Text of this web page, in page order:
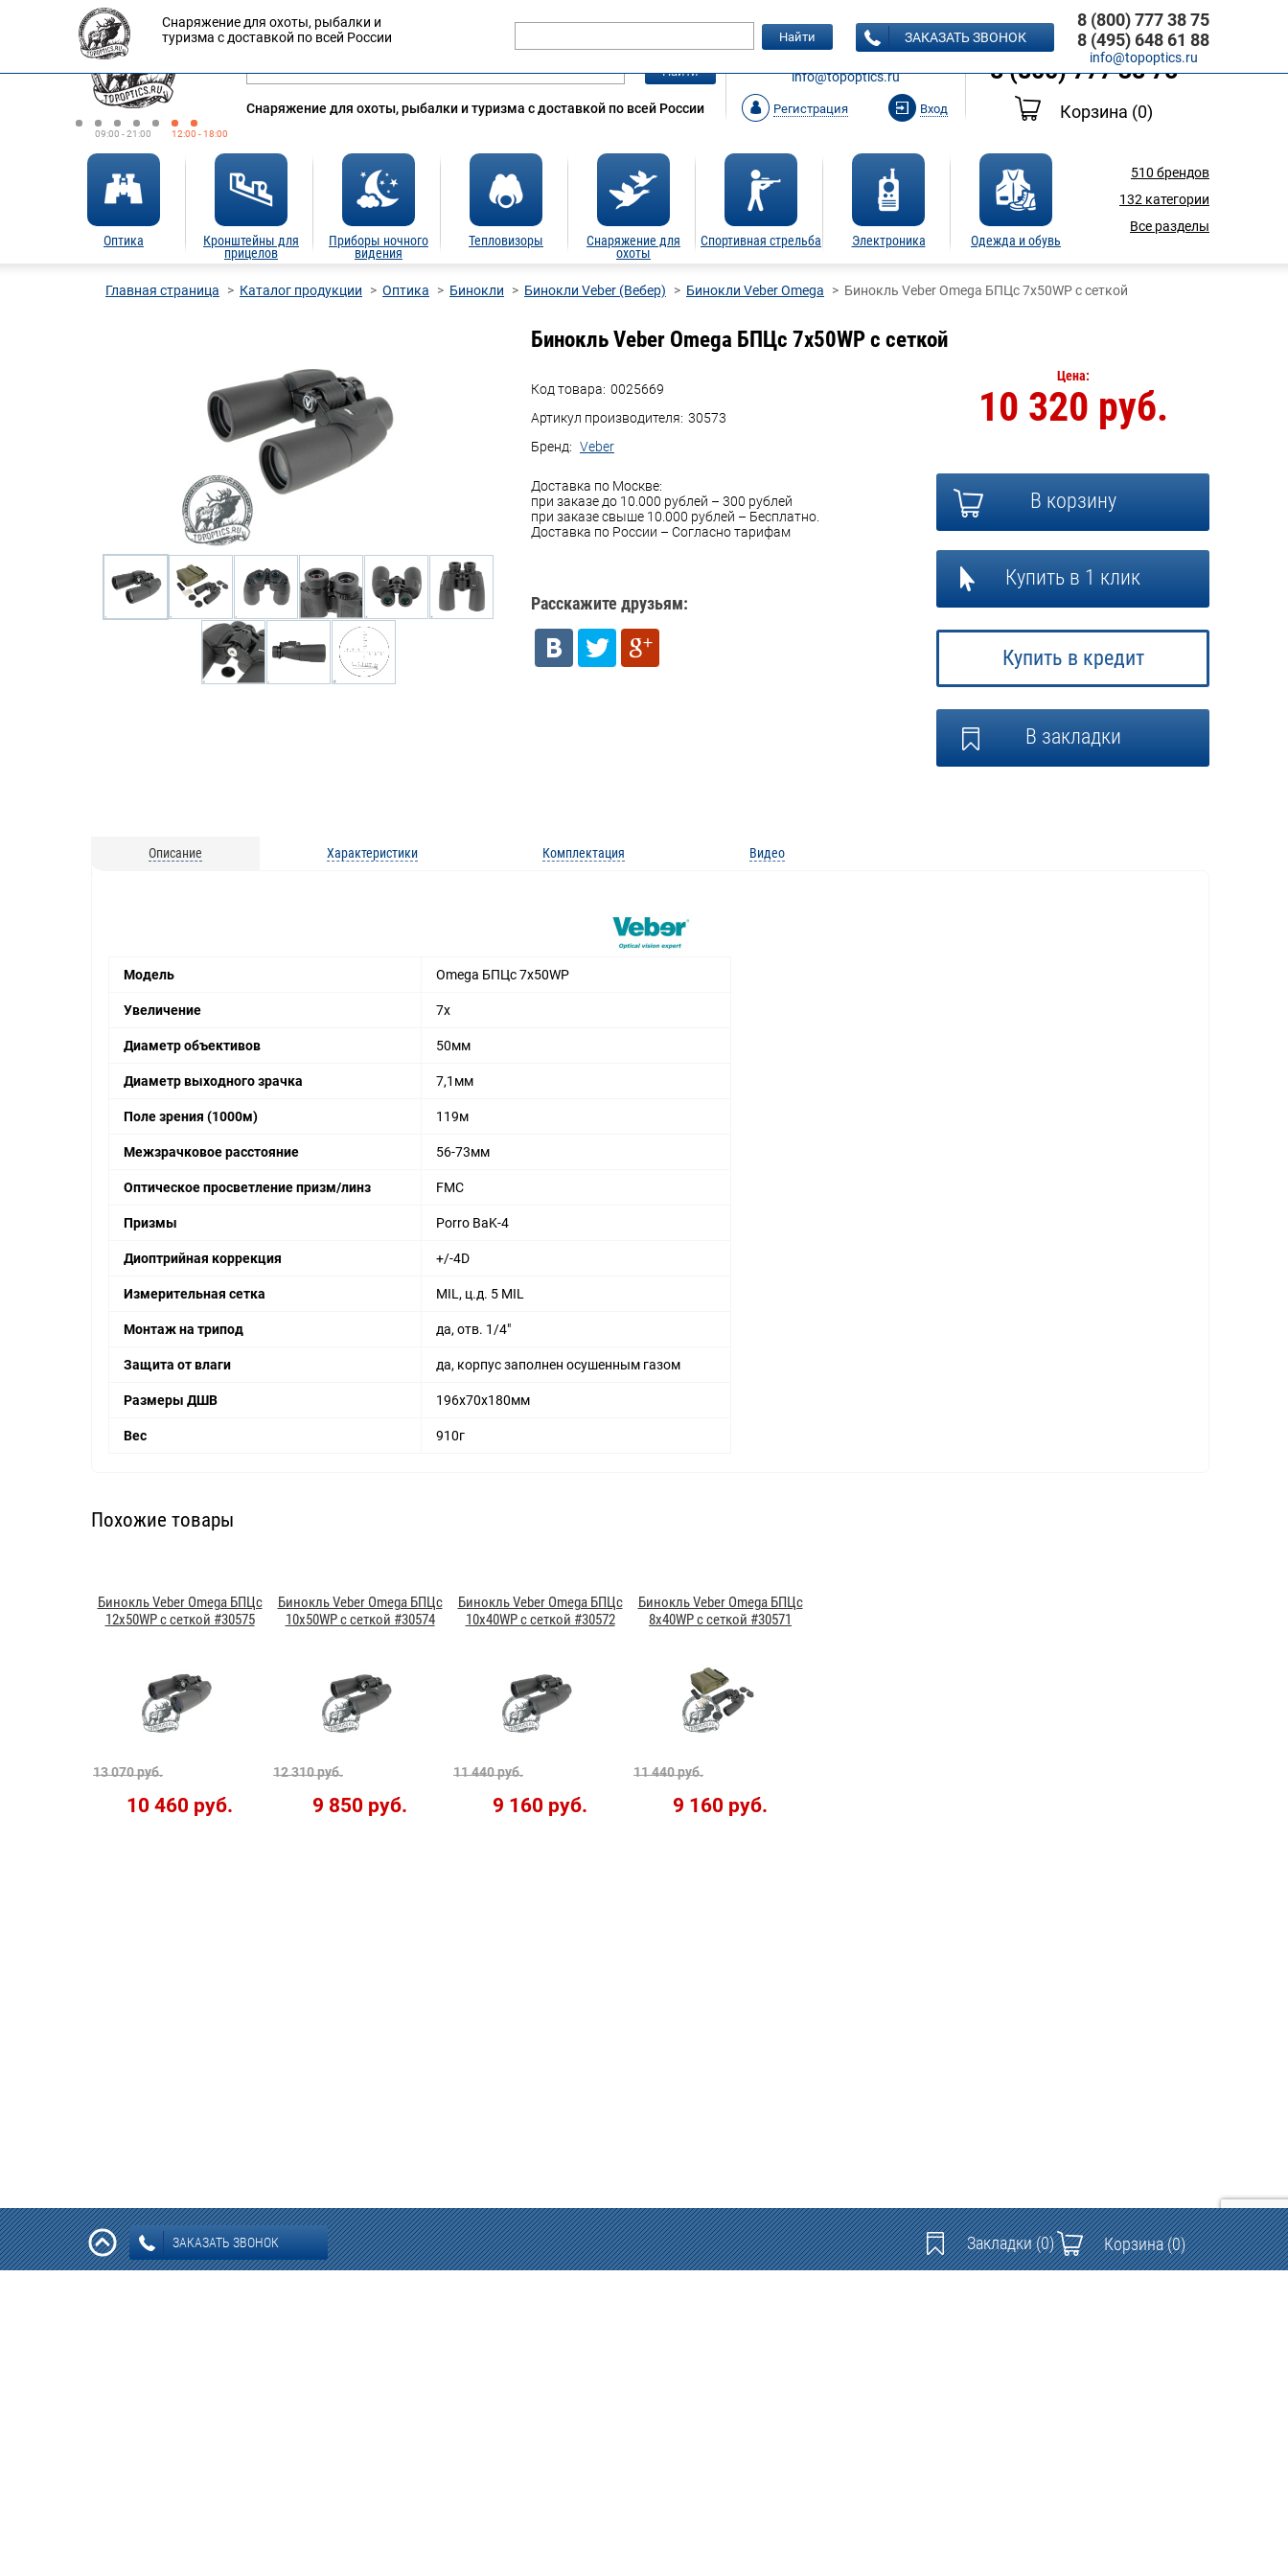
09:00 - 21:00 12:00 - 18:00
Оплата Доставка
Найти
Снаряжение для охоты, рыбалки и туризма с доставкой по всей России
ЗАКАЗАТЬ ЗВОНОК
info@topoptics.ru
Регистрация Вход
8 (495) 648 61 88
8 (800) 777 38 75
Корзина (0)
Оптика
Кронштейны для
прицелов
Приборы ночного
видения
Тепловизоры
Снаряжение для
охоты
Спортивная стрельба Электроника Одежда и обувь
510 брендов
132 категории
Все разделы
Снаряжение для охоты, рыбалки и
туризма с доставкой по всей России
Найти ЗАКАЗАТЬ ЗВОНОК
8 (800) 777 38 75
8 (495) 648 61 88
info@topoptics.ru
Главная страница Каталог продукции Оптика Бинокли Бинокли Veber (Вебер) Бинокли Veber Omega Бинокль Veber Omega БПЦс 7x50WP с сеткой
Бинокль Veber Omega БПЦс 7x50WP с сеткой
Код товара: 0025669
Артикул производителя: 30573
Бренд: Veber
Доставка по Москве:
при заказе до 10.000 рублей – 300 рублей
при заказе свыше 10.000 рублей – Бесплатно.
Доставка по России – Согласно тарифам
Расскажите друзьям:
Цена:
10 320 руб.
В корзину
Купить в 1 клик
Купить в кредит
В закладки
Описание Характеристики Комплектация Видео
Модель Omega БПЦс 7x50WP
Увеличение 7х
Диаметр объективов 50мм
Диаметр выходного зрачка 7,1мм
Поле зрения (1000м) 119м
Межзрачковое расстояние 56-73мм
Оптическое просветление призм/линз FMC
Призмы Porro BaK-4
Диоптрийная коррекция +/-4D
Измерительная сетка MIL, ц.д. 5 MIL
Монтаж на трипод да, отв. 1/4"
Защита от влаги да, корпус заполнен осушенным газом
Размеры ДШВ 196x70x180мм
Вес 910г
Похожие товары
Бинокль Veber Omega БПЦс
12x50WP с сеткой #30575
13 070 руб.
10 460 руб.
Бинокль Veber Omega БПЦс
10x50WP с сеткой #30574
12 310 руб.
9 850 руб.
Бинокль Veber Omega БПЦс
10x40WP с сеткой #30572
11 440 руб.
9 160 руб.
Бинокль Veber Omega БПЦс
8x40WP с сеткой #30571
11 440 руб.
9 160 руб.
ЗАКАЗАТЬ ЗВОНОК Закладки(0) Корзина(0)